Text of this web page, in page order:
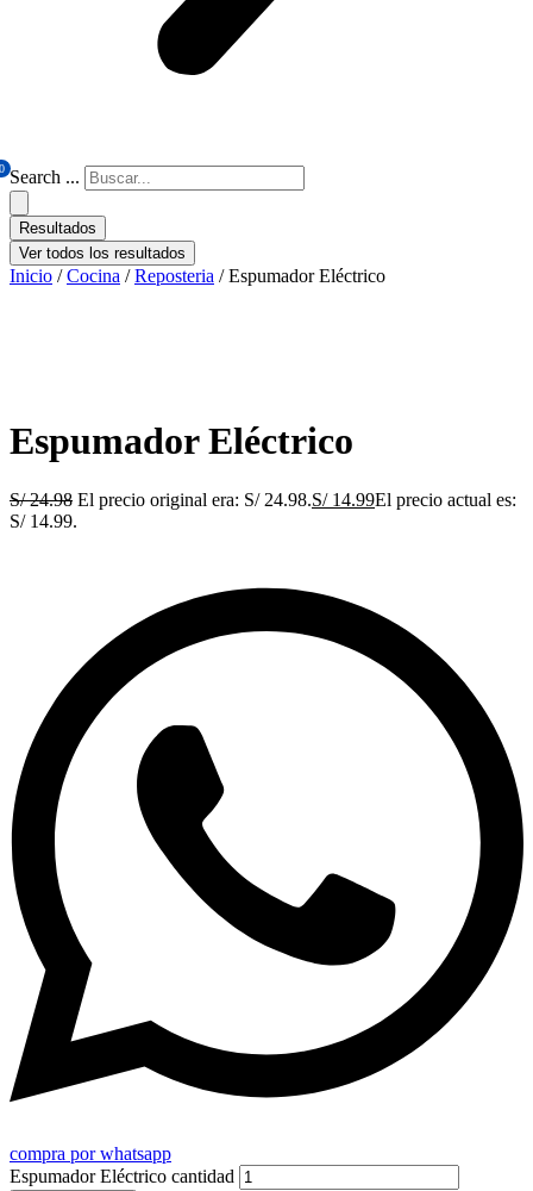
0 Search ...
Resultados
Ver todos los resultados
Inicio /Cocina /Reposteria / Espumador Eléctrico
Espumador Eléctrico
S/24.98 El precio original era: S/ 24.98.S/14.99El precio actual es:
S/ 14.99.
compra por whatsapp
Espumador Eléctrico cantidad